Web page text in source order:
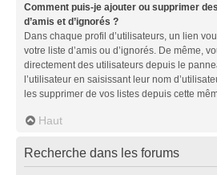
Comment puis-je ajouter ou supprimer
d’amis et d’ignorés ?
Dans chaque profil d’utilisateurs, un lien
votre liste d’amis ou d’ignorés. De même,
directement des utilisateurs depuis le
l’utilisateur en saisissant leur nom
les supprimer de vos listes depuis cette
Haut
Recherche dans les forums